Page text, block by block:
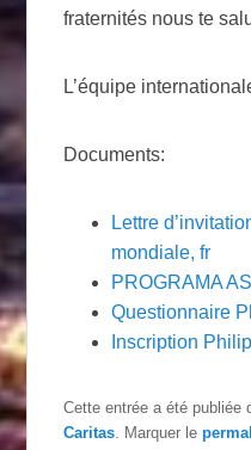
fraternités nous te
L’équipe
Documents:
Lettre
mondiale, fr
PROGRAMA
Questionnaire
Inscription
Cette entrée a été publiée
Caritas . Marquer le